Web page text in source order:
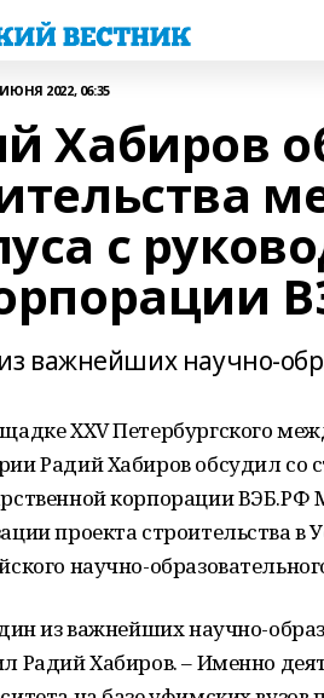
ИЮНЯ 2022, 06:35
Хабиров
с
важнейших научно-
XXV Петербургского
Радий Хабиров обсудил со
корпорации
проекта строительства в
научно-
из важнейших научно-
Радий Хабиров. – Именно